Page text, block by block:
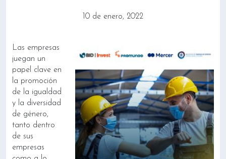
10 de enero, 2022
Las empresas
juegan un
papel clave en
la promoción
de la igualdad
y la diversidad
de género,
tanto dentro
de sus
empresas